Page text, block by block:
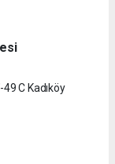
C Kadıköy